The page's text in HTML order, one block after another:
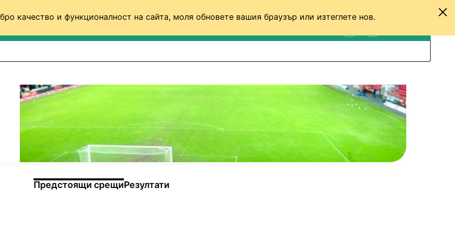
качество и функционалност на сайта, моля обновете вашия браузър или изтеглете нов.
Предстоящи срещиРезултати